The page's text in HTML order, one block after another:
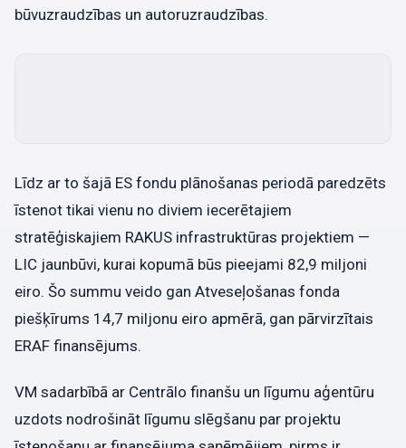
būvuzraudzības un autoruzraudzības.
Līdz ar to šajā ES fondu plānošanas periodā paredzēts
īstenot tikai vienu no diviem iecerētajiem
stratēģiskajiem RAKUS infrastruktūras projektiem —
LIC jaunbūvi, kurai kopumā būs pieejami 82,9 miljoni
eiro. Šo summu veido gan Atveseļošanas fonda
piešķīrums 14,7 miljonu eiro apmērā, gan pārvirzītais
ERAF finansējums.
VM sadarbībā ar Centrālo finanšu un līgumu aģentūru
uzdots nodrošināt līgumu slēgšanu par projektu